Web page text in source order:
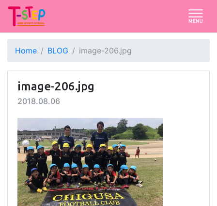
Home BLOG image-206.jpg
image-206.jpg
2018.08.06